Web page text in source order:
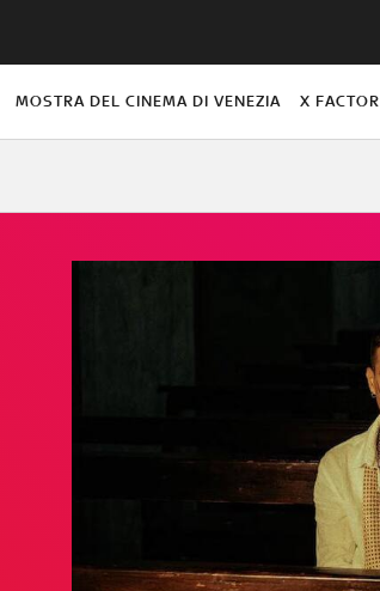
MOSTRA DEL CINEMA DI VENEZIA X FACTOR